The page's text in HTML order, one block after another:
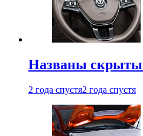
Названы
2 года спустя2 года спустя